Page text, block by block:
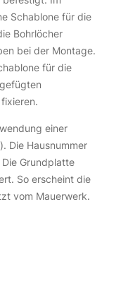
x 210 x 30mm für
Schablone für die
Bohrlöcher
bei der Montage.
für die
einer
Die Hausnummer
Grundplatte
So erscheint die
vom Mauerwerk.